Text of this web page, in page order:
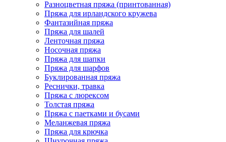
Разноцветная пряжа (принтованная)
Пряжа для ирландского кружева
Фантазийная пряжа
Пряжа для шалей
Ленточная пряжа
Носочная пряжа
Пряжа для шапки
Пряжа для шарфов
Буклированная пряжа
Реснички, травка
Пряжа с люрексом
Толстая пряжа
Пряжа с паетками и бусами
Меланжевая пряжа
Пряжа для крючка